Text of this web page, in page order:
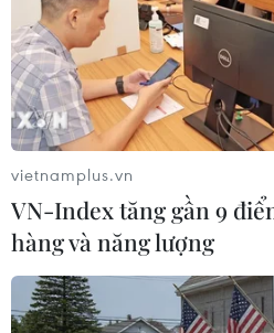
#Máy lọc nước #Dự báo thời tiết
#Áp thấp nhiệt đới
#Sạt lở đất
vietnamplus.vn
VN-Index tăng gần 9
hàng và năng lượng